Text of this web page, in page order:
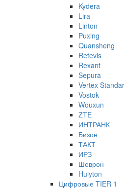
Kydera
Lira
Linton
Puxing
Quansheng
Retevis
Rexant
Sepura
Vertex
Vostok
Wouxun
ZTE
ИНТРАНК
Бизон
ТАКТ
ИРЗ
Шеврон
Huiyton
Цифровые TIER 1